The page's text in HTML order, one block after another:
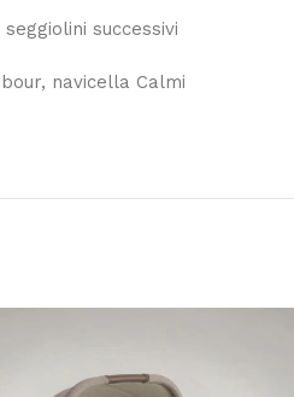
seggiolini successivi
navicella Calmi